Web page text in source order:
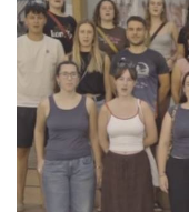
Burrunba, gazte